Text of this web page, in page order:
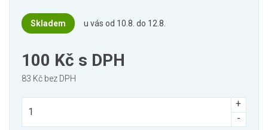
Skladem u vás od 10.8. do 12.8.
100 Kč s DPH
83 Kč bez DPH